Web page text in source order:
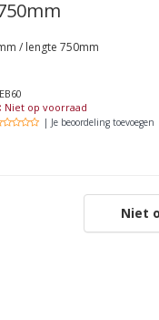
/ lengte 750mm
Niet op voorraad
| Je beoordeling toevoegen
Niet